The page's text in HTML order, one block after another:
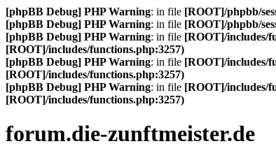
[phpBB Debug] PHP Warning: in file [ROOT]/phpbb/
[phpBB Debug] PHP Warning: in file [ROOT]/phpbb/
[phpBB Debug] PHP Warning: in file [ROOT]/includes/
[ROOT]/includes/functions.php:3257)
[phpBB Debug] PHP Warning: in file [ROOT]/includes/
[ROOT]/includes/functions.php:3257)
[phpBB Debug] PHP Warning: in file [ROOT]/includes/
[ROOT]/includes/functions.php:3257)
forum.die-zunftmeister.de